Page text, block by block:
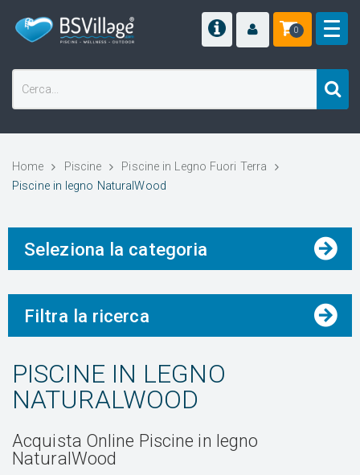
0
Home Piscine
Piscine in Legno Fuori Terra
Piscine in legno NaturalWood
Seleziona la categoria
Filtra la ricerca
PISCINE IN LEGNO
NATURALWOOD
Acquista Online Piscine in legno
NaturalWood